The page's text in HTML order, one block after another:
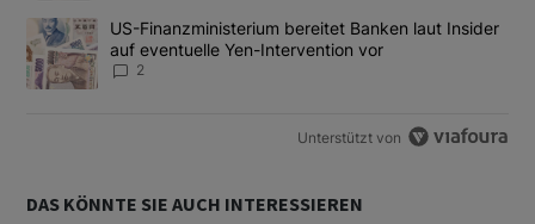
Ein Trendartikel mit dem Titel "US-Finanzministerium bereitet
US-Finanzministerium bereitet Banken laut Insider
auf eventuelle Yen-Intervention vor
2
Unterstützt von
DAS KÖNNTE SIE AUCH INTERESSIEREN